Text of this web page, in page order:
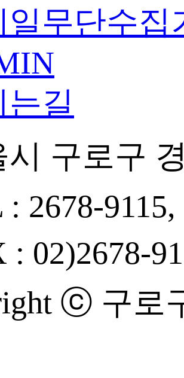
일무단수집
는길
시 구로구
2678-9115,
: 02)2678-
ⓒ 구로